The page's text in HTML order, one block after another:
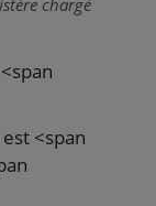
chargé
<span